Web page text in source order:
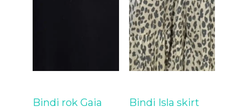
Bindi rok Gaia
Bindi Isla skirt